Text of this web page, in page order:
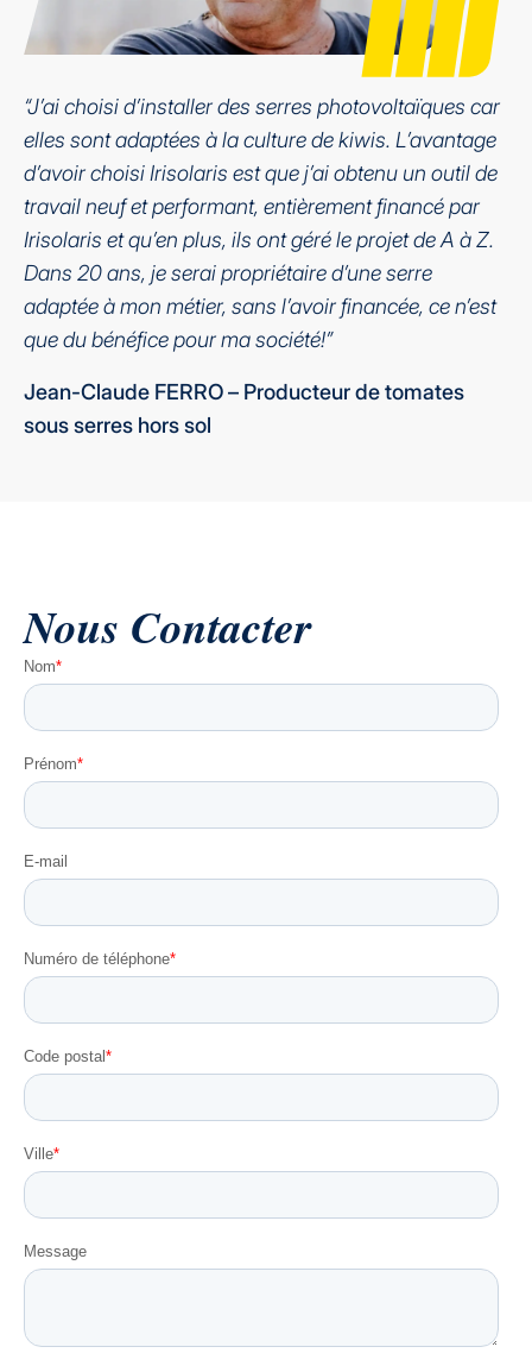
“J’ai choisi d’installer des serres photovoltaïques car
elles sont adaptées à la culture de kiwis. L’avantage
d’avoir choisi Irisolaris est que j’ai obtenu un outil de
travail neuf et performant, entièrement financé par
Irisolaris et qu’en plus, ils ont géré le projet de A à Z.
Dans 20 ans, je serai propriétaire d’une serre
adaptée à mon métier, sans l’avoir financée, ce n’est
que du bénéfice pour ma société!”
Jean-Claude FERRO– Producteur de tomates
sous serres hors sol
Nous Contacter